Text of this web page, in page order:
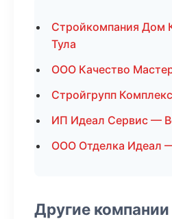
Стройкомпания Дом
Тула
ООО Качество
Стройгрупп
ИП Идеал Сервис —
ООО Отделка Идеал
Другие компании